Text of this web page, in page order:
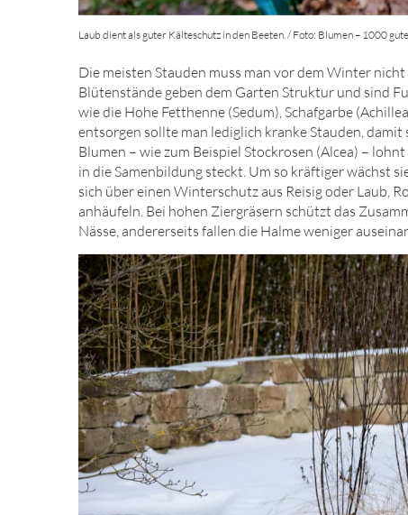
Laub dient als guter Kälteschutz in den Beeten. / Foto: Blumen – 1000
Die meisten Stauden muss man vor dem Winter
Blütenstände geben dem Garten Struktur und sind
wie die Hohe Fetthenne (Sedum), Schafgarbe
entsorgen sollte man lediglich kranke Stauden,
Blumen – wie zum Beispiel Stockrosen (Alcea) –
in die Samenbildung steckt. Um so kräftiger wächst
sich über einen Winterschutz aus Reisig oder Laub,
anhäufeln. Bei hohen Ziergräsern schützt das
Nässe, andererseits fallen die Halme weniger